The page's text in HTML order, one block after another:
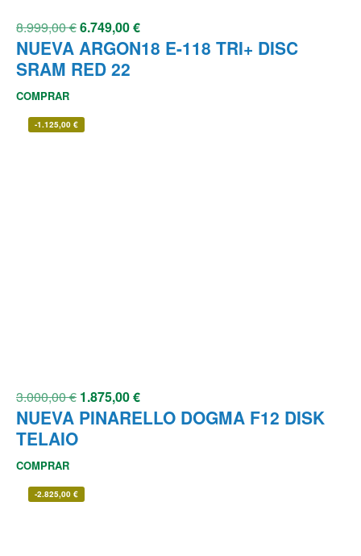
8.999,00€6.749,00€
NUEVA ARGON18 E-118 TRI+ DISC
SRAM RED 22
COMPRAR
-1.125,00 €
3.000,00€ 1.875,00€
NUEVA PINARELLO DOGMA F12 DISK
TELAIO
COMPRAR
-2.825,00 €